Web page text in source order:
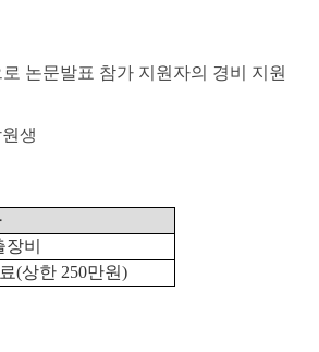
논문발표 참가 지원자의 경비 지원
생
장비
(상한 250만원)